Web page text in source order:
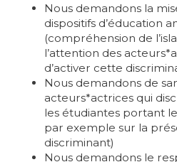
Nous demandons la
dispositifs d’éducation
(compréhension de
l’attention des
d’activer cette
Nous demandons de
acteurs*actrices qui
les étudiantes portant
par exemple sur la
discriminant)
Nous demandons le